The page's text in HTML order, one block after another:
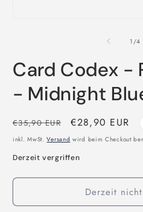
1 /von
4
Card Codex -
- Midnight
Normaler
Preis
€35,90 EUR Verkaufspreis
€28,90 EUR
inkl. MwSt.Versand wird beim Checkout
Derzeit vergriffen
Derzeit